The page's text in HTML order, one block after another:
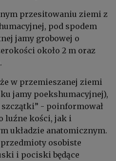
przesitowaniu ziemi z
pod spodem
jamy grobowej o
około 2 m oraz
w przemieszanej ziemi
jamy poekshumacyjnej),
- poinformował
luźne kości, jak i
układzie anatomicznym.
osobiste
i pociski będące